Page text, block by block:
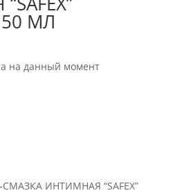
МЛ
на данный момент
СМАЗКА ИНТИМНАЯ “SAFEX”